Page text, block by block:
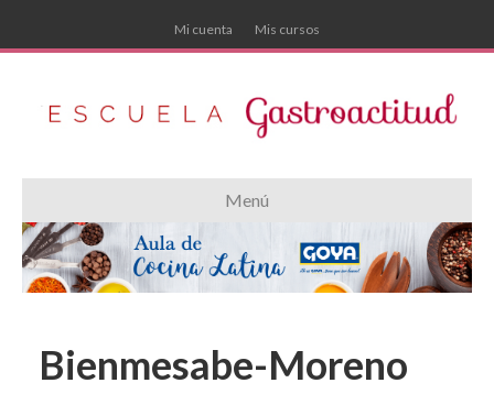
Mi cuenta Mis cursos
Menú
Bienmesabe-Moreno